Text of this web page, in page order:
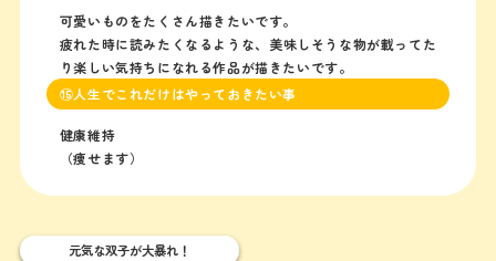
可愛いものをたくさん描きたいです。
疲れた時に読みたくなるような、美味しそうな物が載ってた
り楽しい気持ちになれる作品が描きたいです。
⑮人生でこれだけはやっておきたい事
健康維持
（痩せます）
元気な双子が大暴れ！